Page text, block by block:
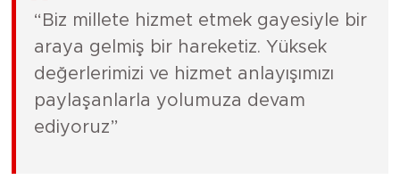
“Biz millete hizmet etmek gayesiyle bir
araya gelmiş bir hareketiz. Yüksek
değerlerimizi ve hizmet anlayışımızı
paylaşanlarla yolumuza devam
ediyoruz”